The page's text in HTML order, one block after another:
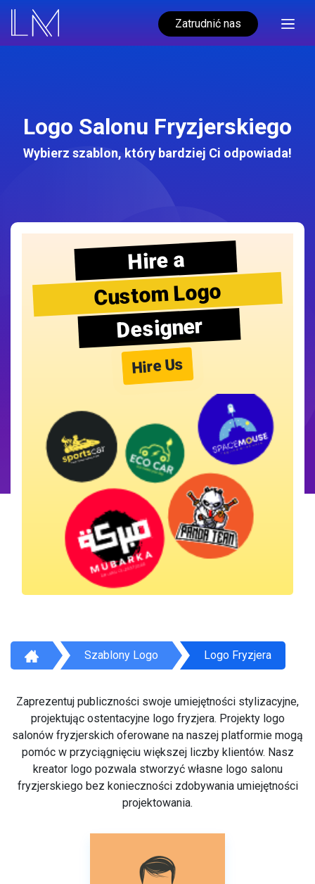
Zatrudnić nas
Logo Salonu Fryzjerskiego
Wybierz szablon, który bardziej Ci odpowiada!
Hire a
Custom Logo
Designer
Hire Us
Szablony Logo Logo Fryzjera
Zaprezentuj publiczności swoje umiejętności stylizacyjne,
projektując ostentacyjne logo fryzjera. Projekty logo
salonów fryzjerskich oferowane na naszej platformie mogą
pomóc w przyciągnięciu większej liczby klientów. Nasz
kreator logo pozwala stworzyć własne logo salonu
fryzjerskiego bez konieczności zdobywania umiejętności
projektowania.